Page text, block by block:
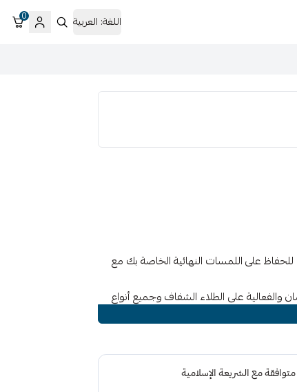
اللغة: العربية 0
على اللمسات النهائية الخاصة بك مع
والفعالية على الطلاء الشفاف وجميع أنواع
ينزلق بسهولة وإيقافه ، ويمكن وضعه يدويًا أو صاقل DA مثل جهاز تلميع Meguiar's MT300 Dual